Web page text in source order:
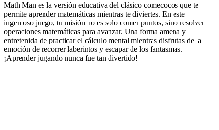
Math Man es la versión educativa del clásico comecocos que te
permite aprender matemáticas mientras te diviertes. En este
ingenioso juego, tu misión no es solo comer puntos, sino resolver
operaciones matemáticas para avanzar. Una forma amena y
entretenida de practicar el cálculo mental mientras disfrutas de la
emoción de recorrer laberintos y escapar de los fantasmas.
¡Aprender jugando nunca fue tan divertido!